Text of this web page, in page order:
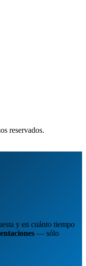
reservados.
y en cuánto tiempo
— sólo